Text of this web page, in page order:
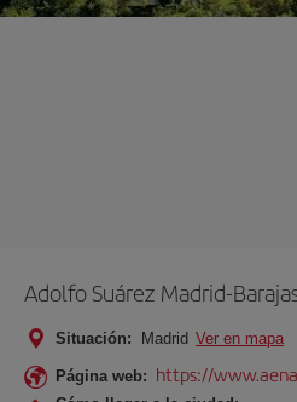
Adolfo Suárez Madrid-
Situación: Madrid Ver en mapa
Página web: https://